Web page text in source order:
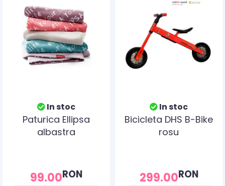
In stoc
Paturica Ellipsa
albastra
99.00RON
In stoc
Bicicleta DHS B-Bike
rosu
299.00RON